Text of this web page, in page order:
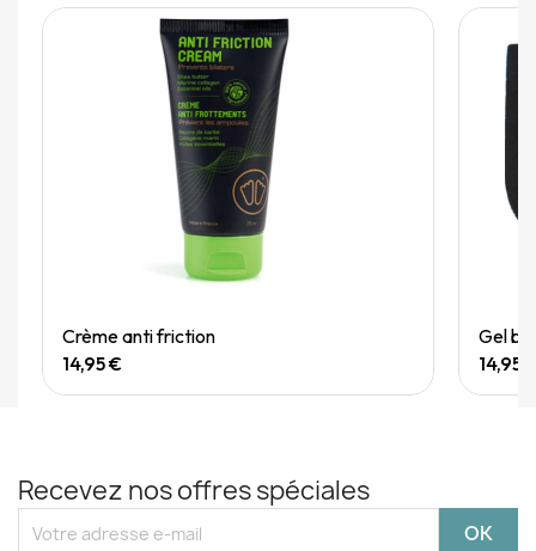
Quick View
Crème anti friction
14,95 €
Gel
14,95
Recevez nos offres spéciales